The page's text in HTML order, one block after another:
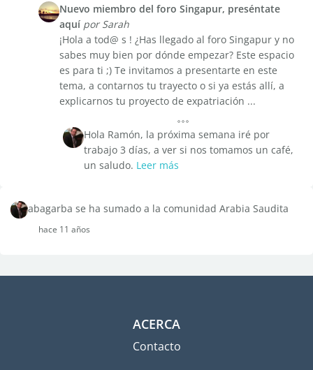
Nuevo miembro del foro Singapur, preséntate
aquí por Sarah
¡Hola a tod@ s ! ¿Has llegado al foro Singapur y no
sabes muy bien por dónde empezar? Este espacio
es para ti ;) Te invitamos a presentarte en este
tema, a contarnos tu trayecto o si ya estás allí, a
explicarnos tu proyecto de expatriación ...
Hola Ramón, la próxima semana iré por
trabajo 3 días, a ver si nos tomamos un café,
un saludo. Leer más
abagarba se ha sumado a la comunidad Arabia Saudita
hace 11 años
ACERCA
Contacto